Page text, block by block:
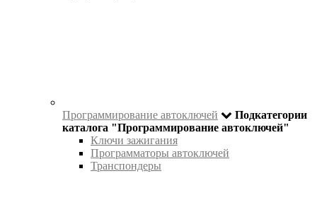
Программирование автоключей
Подкатегории
каталога "Программирование автоключей"
Ключи зажигания
Программаторы автоключей
Транспондеры